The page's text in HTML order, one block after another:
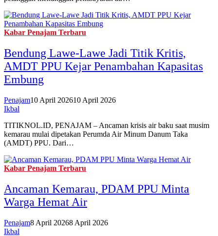
Kabar Penajam Terbaru
Bendung Lawe-Lawe Jadi Titik Kritis,
AMDT PPU Kejar Penambahan Kapasitas
Embung
Penajam10 April 202610 April 2026
Ikbal
TITIKNOL.ID, PENAJAM – Ancaman krisis air baku saat musim
kemarau mulai dipetakan Perumda Air Minum Danum Taka
(AMDT) PPU. Dari…
Kabar Penajam Terbaru
Ancaman Kemarau, PDAM PPU Minta
Warga Hemat Air
Penajam8 April 20268 April 2026
Ikbal